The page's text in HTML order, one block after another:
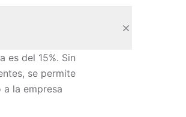
es del 15%. Sin
se permite
la empresa